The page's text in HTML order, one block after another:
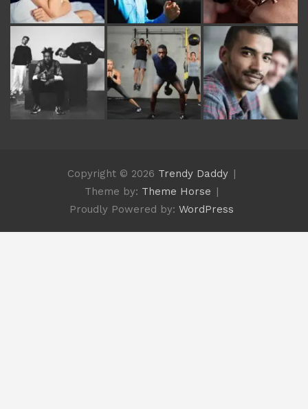
Copyright © 2026 Trendy Daddy
Theme by: Theme Horse
Proudly Powered by: WordPress